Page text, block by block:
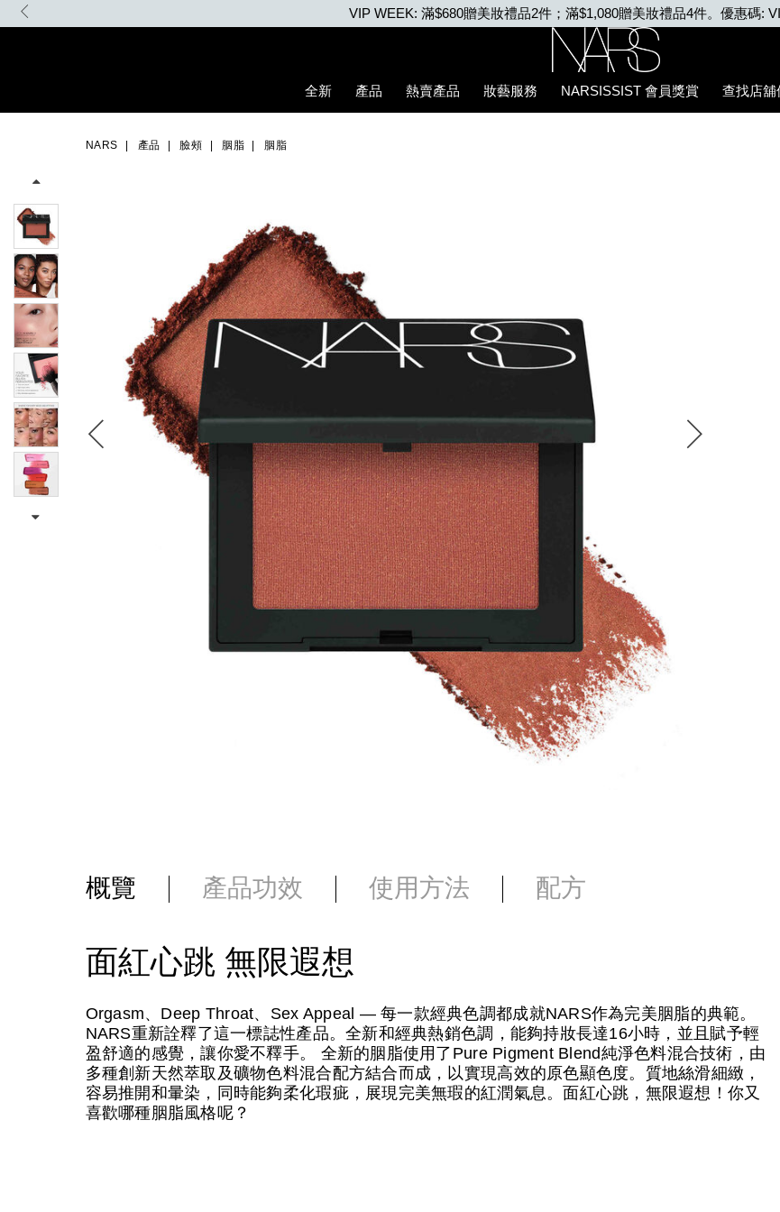
Skip
VIP WEEK: 滿$680贈美妝禮品2件；滿$1,080贈美妝禮品4件。優惠碼:
全新 產品 熱賣產品 妝藝服務 NARSISSIST 會員獎賞 查找店舖
NARS 產品 臉頰 胭脂 胭脂
0194251140520_hk
概覽 產品功效 使用方法 配方
面紅心跳 無限遐想
Orgasm、Deep Throat、Sex Appeal — 每一款經典色調都成就NARS作為完美胭脂的典範。
NARS重新詮釋了這一標誌性產品。全新和經典熱銷色調，能夠持妝長達16小時，並且賦予輕
盈舒適的感覺，讓你愛不釋手。 全新的胭脂使用了Pure Pigment Blend純淨色料混合技術，由
多種創新天然萃取及礦物色料混合配方結合而成，以實現高效的原色顯色度。質地絲滑細緻，
容易推開和暈染，同時能夠柔化瑕疵，展現完美無瑕的紅潤氣息。面紅心跳，無限遐想！你又
喜歡哪種胭脂風格呢？